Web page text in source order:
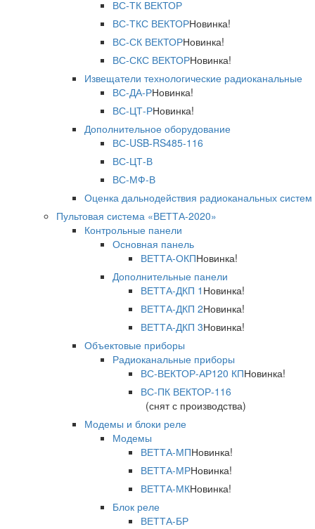
ВС-ТК ВЕКТОР
ВС-ТКС ВЕКТОРНовинка!
ВС-СК ВЕКТОРНовинка!
ВС-СКС ВЕКТОРНовинка!
Извещатели технологические радиоканальные
ВС-ДА-РНовинка!
ВС-ЦТ-РНовинка!
Дополнительное оборудование
ВС-USB-RS485-116
ВС-ЦТ-В
ВС-МФ-В
Оценка дальнодействия радиоканальных систем
Пультовая система «ВЕТТА-2020»
Контрольные панели
Основная панель
ВЕТТА-ОКПНовинка!
Дополнительные панели
ВЕТТА-ДКП 1 Новинка!
ВЕТТА-ДКП 2Новинка!
ВЕТТА-ДКП 3Новинка!
Объектовые приборы
Радиоканальные приборы
ВС-ВЕКТОР-АР120 КПНовинка!
ВС-ПК ВЕКТОР-116
(снят с производства)
Модемы и блоки реле
Модемы
ВЕТТА-МПНовинка!
ВЕТТА-МРНовинка!
ВЕТТА-МКНовинка!
Блок реле
ВЕТТА-БР